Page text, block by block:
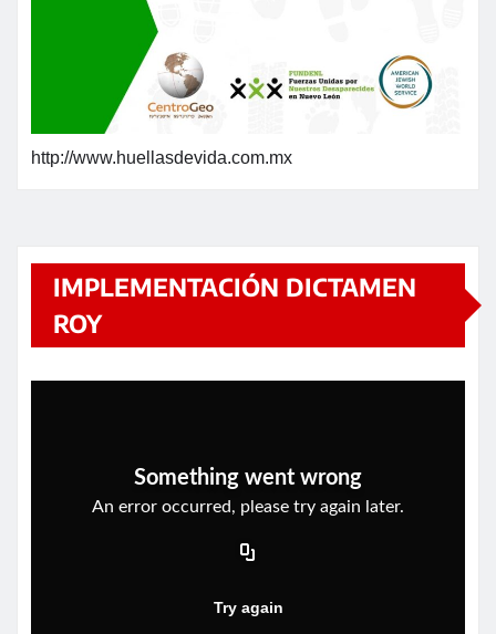
http://www.huellasdevida.com.mx
IMPLEMENTACIÓN DICTAMEN
ROY